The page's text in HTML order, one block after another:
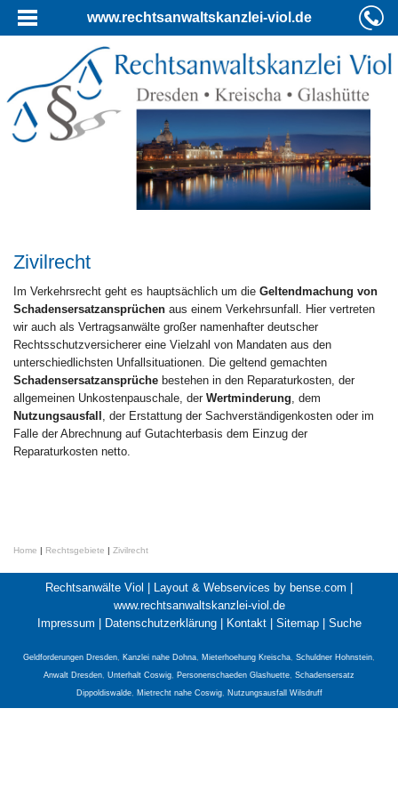
www.rechtsanwaltskanzlei-viol.de
Zivilrecht
Im Verkehrsrecht geht es hauptsächlich um die Geltendmachung von
Schadensersatzansprüchen aus einem Verkehrsunfall. Hier vertreten
wir auch als Vertragsanwälte großer namenhafter deutscher
Rechtsschutzversicherer eine Vielzahl von Mandaten aus den
unterschiedlichsten Unfallsituationen. Die geltend gemachten
Schadensersatzansprüche bestehen in den Reparaturkosten, der
allgemeinen Unkostenpauschale, der Wertminderung , dem
Nutzungsausfall , der Erstattung der Sachverständigenkosten oder im
Falle der Abrechnung auf Gutachterbasis dem Einzug der
Reparaturkosten netto.
Home | Rechtsgebiete | Zivilrecht
Rechtsanwälte Viol | Layout & Webservices by bense.com |
www.rechtsanwaltskanzlei-viol.de
Impressum | Datenschutzerklärung| Kontakt| Sitemap| Suche
Geldforderungen Dresden, Kanzlei nahe Dohna, Mieterhoehung Kreischa, Schuldner Hohnstein,
Anwalt Dresden, Unterhalt Coswig, Personenschaeden Glashuette, Schadensersatz
Dippoldiswalde, Mietrecht nahe Coswig, Nutzungsausfall Wilsdruff